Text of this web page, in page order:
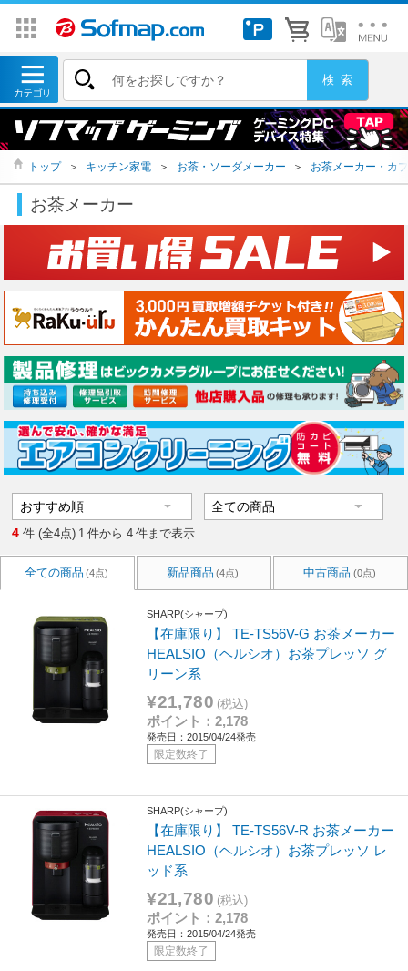
トップ ＞ キッチン家電 ＞ お茶・ソーダメーカー ＞ お茶メーカー・カ
お茶メーカー
4 件 (全4点) 1 件から 4 件まで表示
全ての商品 (4点) 新品商品 (4点) 中古商品 (0点)
SHARP(シャープ)
【在庫限り】 TE-TS56V-G お茶メーカー
HEALSIO（ヘルシオ）お茶プレッソ グ
リーン系
¥21,780 (税込)
ポイント：2,178
発売日：2015/04/24発売
限定数終了
SHARP(シャープ)
【在庫限り】 TE-TS56V-R お茶メーカー
HEALSIO（ヘルシオ）お茶プレッソ レ
ッド系
¥21,780 (税込)
ポイント：2,178
発売日：2015/04/24発売
限定数終了